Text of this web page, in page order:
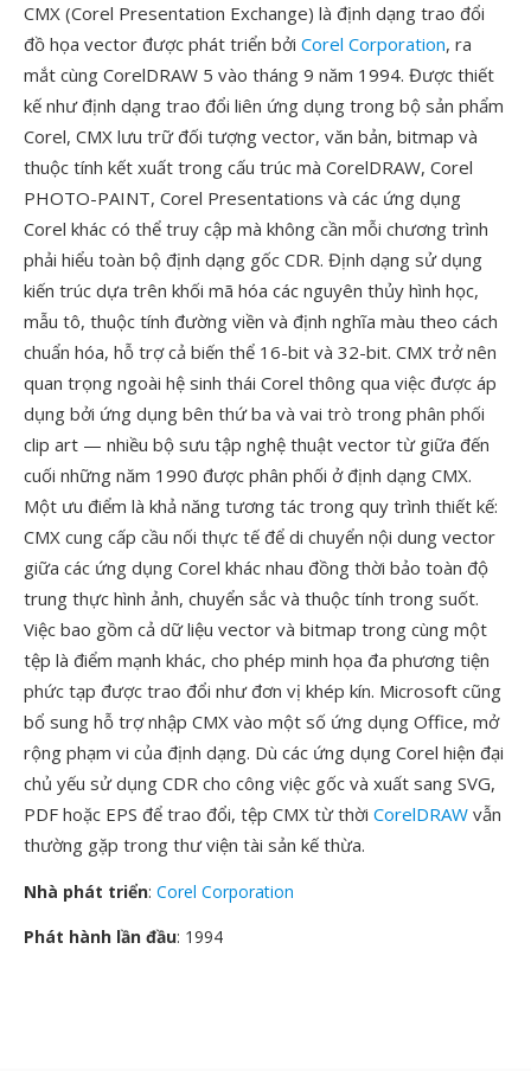
CMX (Corel Presentation Exchange) là định dạng trao đổi
đồ họa vector được phát triển bởi Corel Corporation, ra
mắt cùng CorelDRAW 5 vào tháng 9 năm 1994. Được thiết
kế như định dạng trao đổi liên ứng dụng trong bộ sản phẩm
Corel, CMX lưu trữ đối tượng vector, văn bản, bitmap và
thuộc tính kết xuất trong cấu trúc mà CorelDRAW, Corel
PHOTO-PAINT, Corel Presentations và các ứng dụng
Corel khác có thể truy cập mà không cần mỗi chương trình
phải hiểu toàn bộ định dạng gốc CDR. Định dạng sử dụng
kiến trúc dựa trên khối mã hóa các nguyên thủy hình học,
mẫu tô, thuộc tính đường viền và định nghĩa màu theo cách
chuẩn hóa, hỗ trợ cả biến thể 16-bit và 32-bit. CMX trở nên
quan trọng ngoài hệ sinh thái Corel thông qua việc được áp
dụng bởi ứng dụng bên thứ ba và vai trò trong phân phối
clip art — nhiều bộ sưu tập nghệ thuật vector từ giữa đến
cuối những năm 1990 được phân phối ở định dạng CMX.
Một ưu điểm là khả năng tương tác trong quy trình thiết kế:
CMX cung cấp cầu nối thực tế để di chuyển nội dung vector
giữa các ứng dụng Corel khác nhau đồng thời bảo toàn độ
trung thực hình ảnh, chuyển sắc và thuộc tính trong suốt.
Việc bao gồm cả dữ liệu vector và bitmap trong cùng một
tệp là điểm mạnh khác, cho phép minh họa đa phương tiện
phức tạp được trao đổi như đơn vị khép kín. Microsoft cũng
bổ sung hỗ trợ nhập CMX vào một số ứng dụng Office, mở
rộng phạm vi của định dạng. Dù các ứng dụng Corel hiện đại
chủ yếu sử dụng CDR cho công việc gốc và xuất sang SVG,
PDF hoặc EPS để trao đổi, tệp CMX từ thời CorelDRAW vẫn
thường gặp trong thư viện tài sản kế thừa.
Nhà phát triển: Corel Corporation
Phát hành lần đầu: 1994